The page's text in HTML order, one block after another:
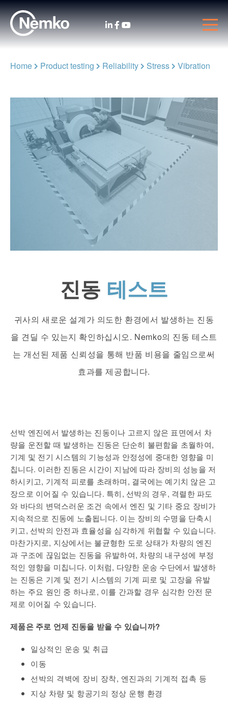
Home Product testing Reliability Stress Vibration
진동 테스트
귀사의 새로운 설계가 의도한 환경에서 발생하는 진동
을 견딜 수 있는지 확인하십시오. Nemko의 진동 테스트
는 개선된 제품 신뢰성을 통해 반품 비용을 줄임으로써
효과를 제공합니다.
선박 엔진에서 발생하는 진동이나 고르지 않은 표면에서 차
량을 운전할 때 발생하는 진동은 단순히 불편함을 초월하여,
기계 및 전기 시스템의 기능성과 안정성에 중대한 영향을 미
칩니다. 이러한 진동은 시간이 지남에 따라 장비의 성능을 저
하시키고, 기계적 피로를 초래하며, 결국에는 예기치 않은 고
장으로 이어질 수 있습니다. 특히, 선박의 경우, 격렬한 파도
와 바다의 변덕스러운 조건 속에서 엔진 및 기타 중요 장비가
지속적으로 진동에 노출됩니다. 이는 장비의 수명을 단축시
키고, 선박의 안전과 효율성을 심각하게 위협할 수 있습니다.
마찬가지로, 지상에서는 불균형한 도로 상태가 차량의 엔진
과 구조에 끊임없는 진동을 유발하여, 차량의 내구성에 부정
적인 영향을 미칩니다. 이처럼, 다양한 운송 수단에서 발생하
는 진동은 기계 및 전기 시스템의 기계 피로 및 고장을 유발
하는 주요 원인 중 하나로, 이를 간과할 경우 심각한 안전 문
제로 이어질 수 있습니다.
제품은 주로 언제 진동을 받을 수 있습니까?
일상적인 운송 및 취급
이동
선박의 격벽에 장비 장착, 엔진과의 기계적 접촉 등
지상 차량 및 항공기의 정상 운행 환경